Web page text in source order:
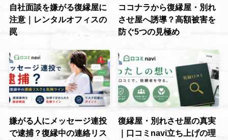
自社面談を嫌がる復縁屋に
注意｜レンタルオフィスの
罠
ココナラから復縁屋・別れ
させ屋へ誘導？高額被害を
防ぐ5つの見極め
嫌がる人にメッセージ連投
で逮捕？復縁中の連絡リス
復縁屋・別れさせ屋の真実
｜口コミnavi立ち上げの理